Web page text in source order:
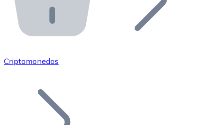
Bitnovo API
Integra nuestra API en tu ecosistema.
Únete a nuestra red de distribuidores.
Añade tu proyecto a nuestro ecosistema.
Criptomonedas